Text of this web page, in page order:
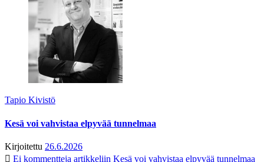
Tapio Kivistö
Kesä voi vahvistaa elpyvää tunnelmaa
Kirjoitettu 26.6.2026
Ei kommentteja artikkeliin Kesä voi vahvistaa elpyvää tunnelmaa